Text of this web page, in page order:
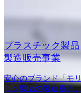
事業紹介
プラスチック製品
製造販売事業
安心のブランド「モ
ック製品の製造販売